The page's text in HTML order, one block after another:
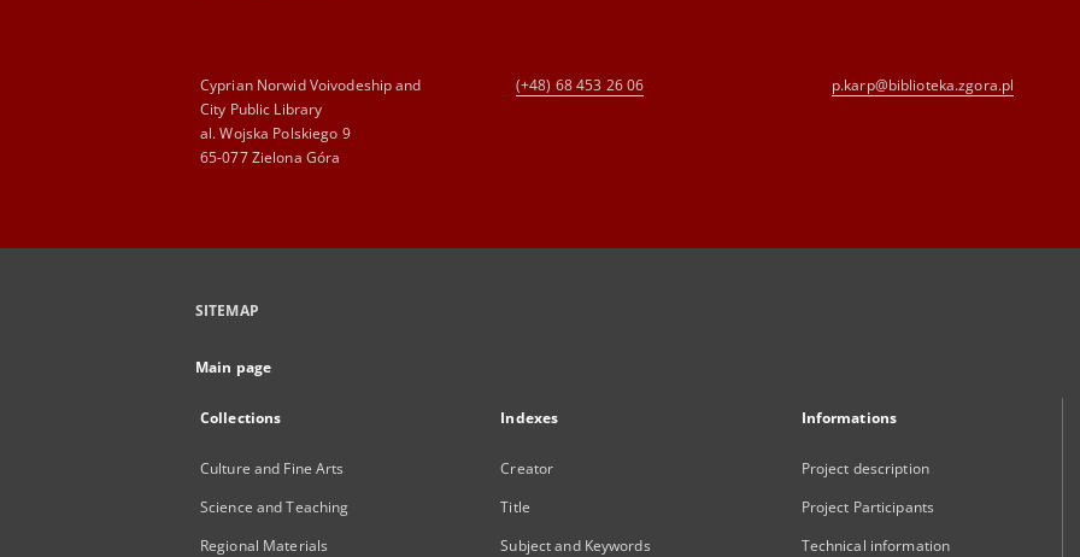
Cyprian Norwid Voivodeship and
City Public Library
al. Wojska Polskiego 9
65-077 Zielona Góra
(+48) 68 453 26 06 p.karp@biblioteka.zgora.pl
SITEMAP
Main page
Collections
Culture and Fine Arts
Science and Teaching
Regional Materials
Indexes
Creator
Title
Subject and Keywords
Informations
Project description
Project Participants
Technical information